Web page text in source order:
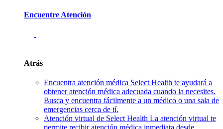
Encuentre Atención
Atrás
Encuentra atención médica Select Health te ayudará a
obtener atención médica adecuada cuando la necesites.
Busca y encuentra fácilmente a un médico o una sala de
emergencias cerca de tí.
Atención virtual de Select Health La atención virtual te
permite recibir atención médica inmediata desde